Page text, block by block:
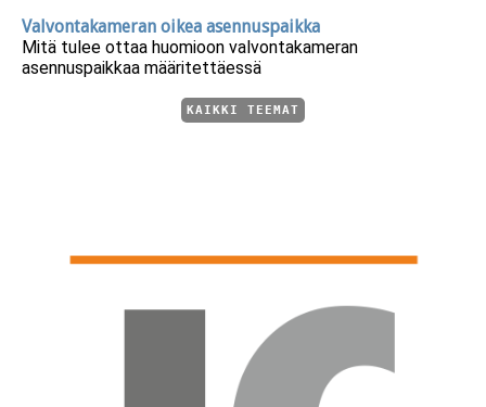
Valvontakameran oikea asennuspaikka
Mitä tulee ottaa huomioon valvontakameran
asennuspaikkaa määritettäessä
KAIKKI TEEMAT